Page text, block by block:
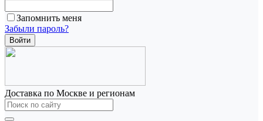
Запомнить меня
Забыли пароль?
Доставка по Москве и регионам